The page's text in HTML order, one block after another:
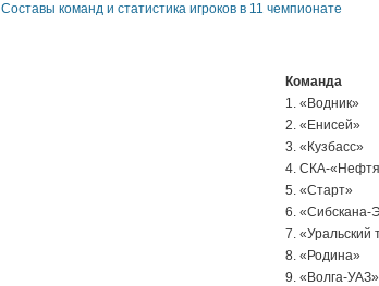
Составы команд и статистика игроков в 11 чемпионате
Команда
1. «Водник»
2. «Енисей»
3. «Кузбасс»
4. СКА-
5. «Старт»
6. «Сибскана-
7. «Уральский
8. «Родина»
9. «Волга-УАЗ»